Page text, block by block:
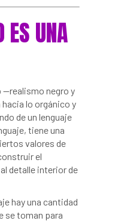
ES UNA
—realismo negro y
lo orgánico y
de un lenguaje
tiene una
valores de
el
detalle interior de
hay una cantidad
se toman para